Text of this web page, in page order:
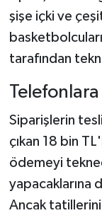
şişe içki ve
tarafından
Telefonlara
Siparişlerin
çıkan 18 bin
ödemeyi
yapacaklarına
Ancak